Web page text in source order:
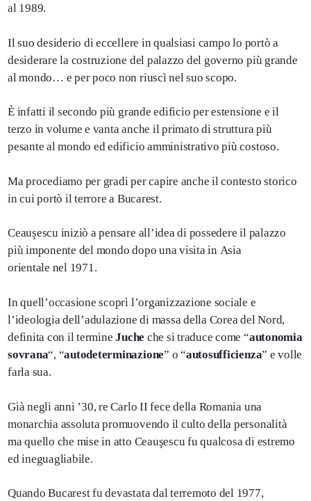
al 1989.
Il suo desiderio di eccellere in qualsiasi campo lo portò a
desiderare la costruzione del palazzo del governo più grande
al mondo… e per poco non riuscì nel suo scopo.
È infatti il secondo più grande edificio per estensione e il
terzo in volume e vanta anche il primato di struttura più
pesante al mondo ed edificio amministrativo più costoso.
Ma procediamo per gradi per capire anche il contesto storico
in cui portò il terrore a Bucarest.
Ceauşescu iniziò a pensare all’idea di possedere il palazzo
più imponente del mondo dopo una visita in Asia
orientale nel 1971.
In quell’occasione scoprì l’organizzazione sociale e
l’ideologia dell’adulazione di massa della Corea del Nord,
definita con il termine Juche che si traduce come “autonomia
sovrana“, “autodeterminazione” o “autosufficienza” e volle
farla sua.
Già negli anni ’30, re Carlo II fece della Romania una
monarchia assoluta promuovendo il culto della personalità
ma quello che mise in atto Ceauşescu fu qualcosa di estremo
ed ineguagliabile.
Quando Bucarest fu devastata dal terremoto del 1977,